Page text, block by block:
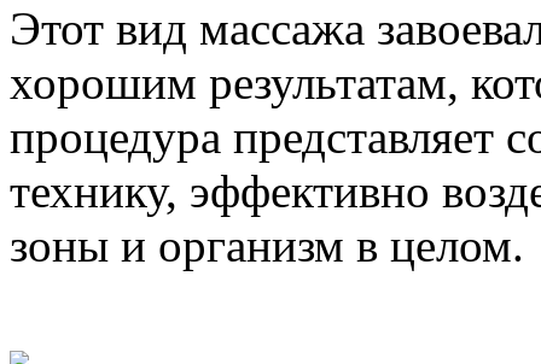
Этот вид массажа
хорошим результатам,
процедура
технику, эффективно
зоны и организм в целом.